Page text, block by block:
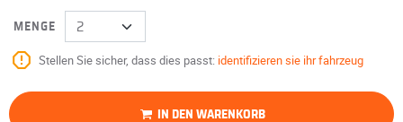
MENGE
Stellen Sie sicher, dass dies passt: identifizieren sie ihr fahrzeug
IN DEN WARENKORB